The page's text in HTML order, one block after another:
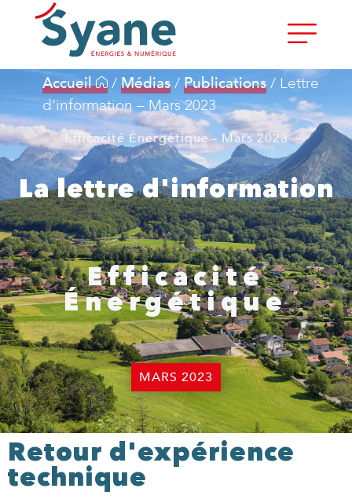
Accueil /Médias/Publications/ Lettre
d’information – Mars 2023
Efficacité Énergétique - Mars 2023
La lettre d'information
Efficacité
Énergétique
MARS 2023
Retour d'expérience
technique